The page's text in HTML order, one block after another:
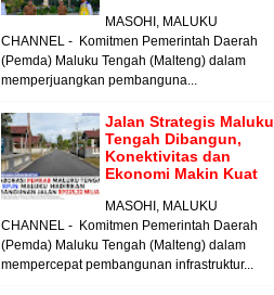
MASOHI, MALUKU
CHANNEL - Komitmen Pemerintah Daerah
(Pemda) Maluku Tengah (Malteng) dalam
memperjuangkan pembanguna...
Jalan Strategis Maluku
Tengah Dibangun,
Konektivitas dan
Ekonomi Makin Kuat
MASOHI, MALUKU
CHANNEL - Komitmen Pemerintah Daerah
(Pemda) Maluku Tengah (Malteng) dalam
mempercepat pembangunan infrastruktur...